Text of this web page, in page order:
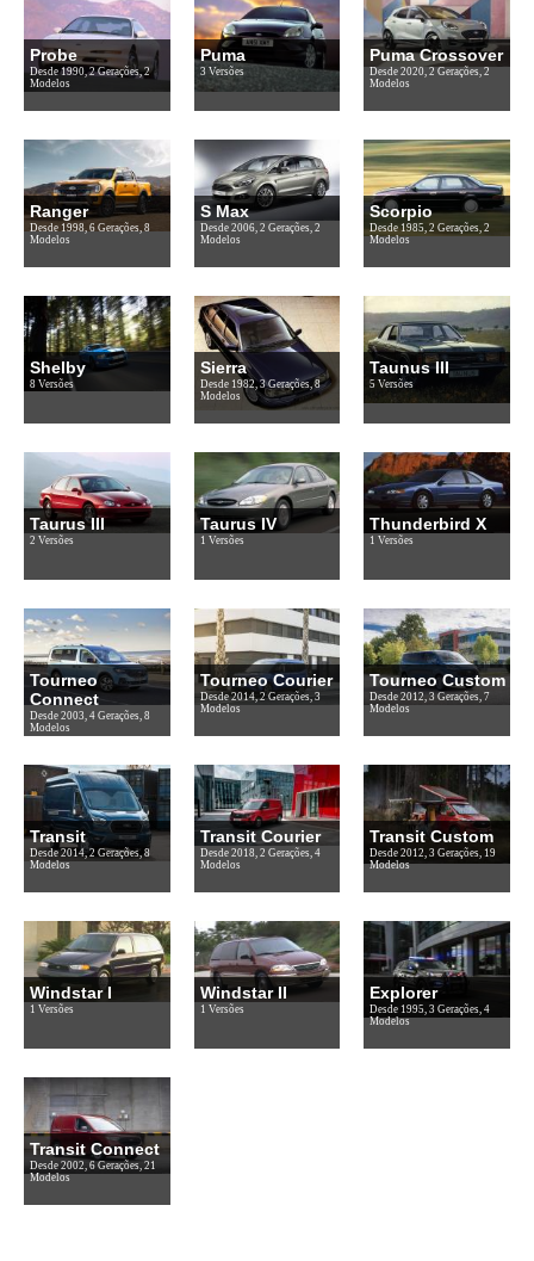
Probe
Desde 1990, 2 Gerações, 2
Modelos
Puma
3 Versões
Puma Crossover
Desde 2020, 2 Gerações, 2
Modelos
Ranger
Desde 1998, 6 Gerações, 8
Modelos
S Max
Desde 2006, 2 Gerações, 2
Modelos
Scorpio
Desde 1985, 2 Gerações, 2
Modelos
Shelby
8 Versões
Sierra
Desde 1982, 3 Gerações, 8
Modelos
Taunus III
5 Versões
Taurus III
2 Versões
Taurus IV
1 Versões
Thunderbird X
1 Versões
Tourneo
Connect
Desde 2003, 4 Gerações, 8
Modelos
Tourneo Courier
Desde 2014, 2 Gerações, 3
Modelos
Tourneo Custom
Desde 2012, 3 Gerações, 7
Modelos
Transit
Desde 2014, 2 Gerações, 8
Modelos
Transit Courier
Desde 2018, 2 Gerações, 4
Modelos
Transit Custom
Desde 2012, 3 Gerações, 19
Modelos
Windstar I
1 Versões
Windstar II
1 Versões
Explorer
Desde 1995, 3 Gerações, 4
Modelos
Transit Connect
Desde 2002, 6 Gerações, 21
Modelos